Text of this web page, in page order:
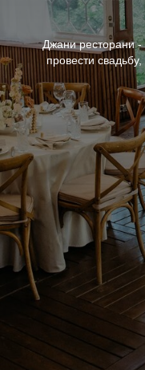
Джани ресторани -
провести